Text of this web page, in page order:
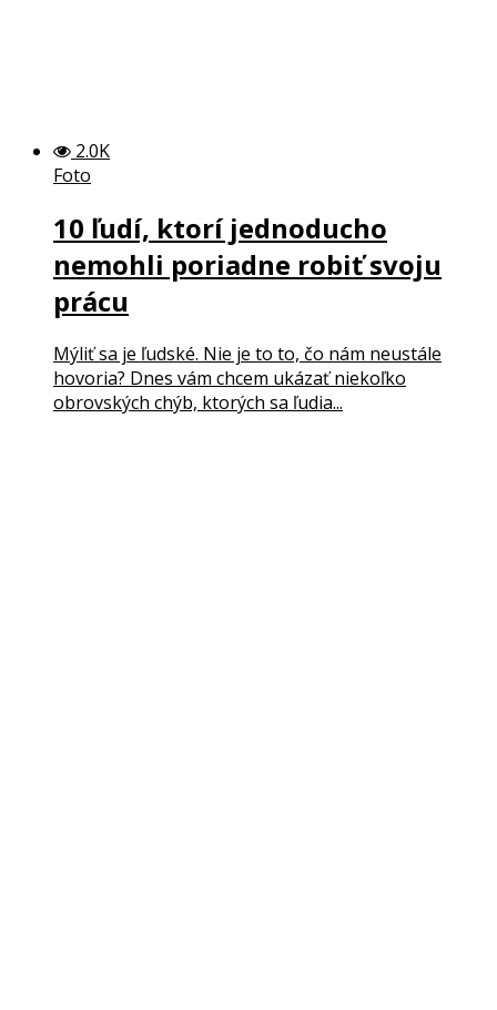
2.0K
Foto
10 ľudí, ktorí jednoducho
nemohli poriadne robiť svoju
prácu
Mýliť sa je ľudské. Nie je to to, čo nám neustále
hovoria? Dnes vám chcem ukázať niekoľko
obrovských chýb, ktorých sa ľudia...